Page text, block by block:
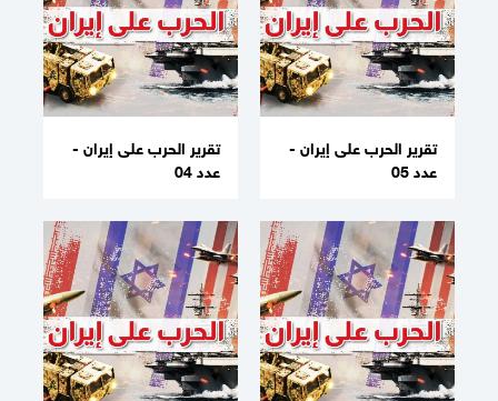
تقرير الحرب على إيران -
عدد 05
تقرير الحرب على إيران -
عدد 04